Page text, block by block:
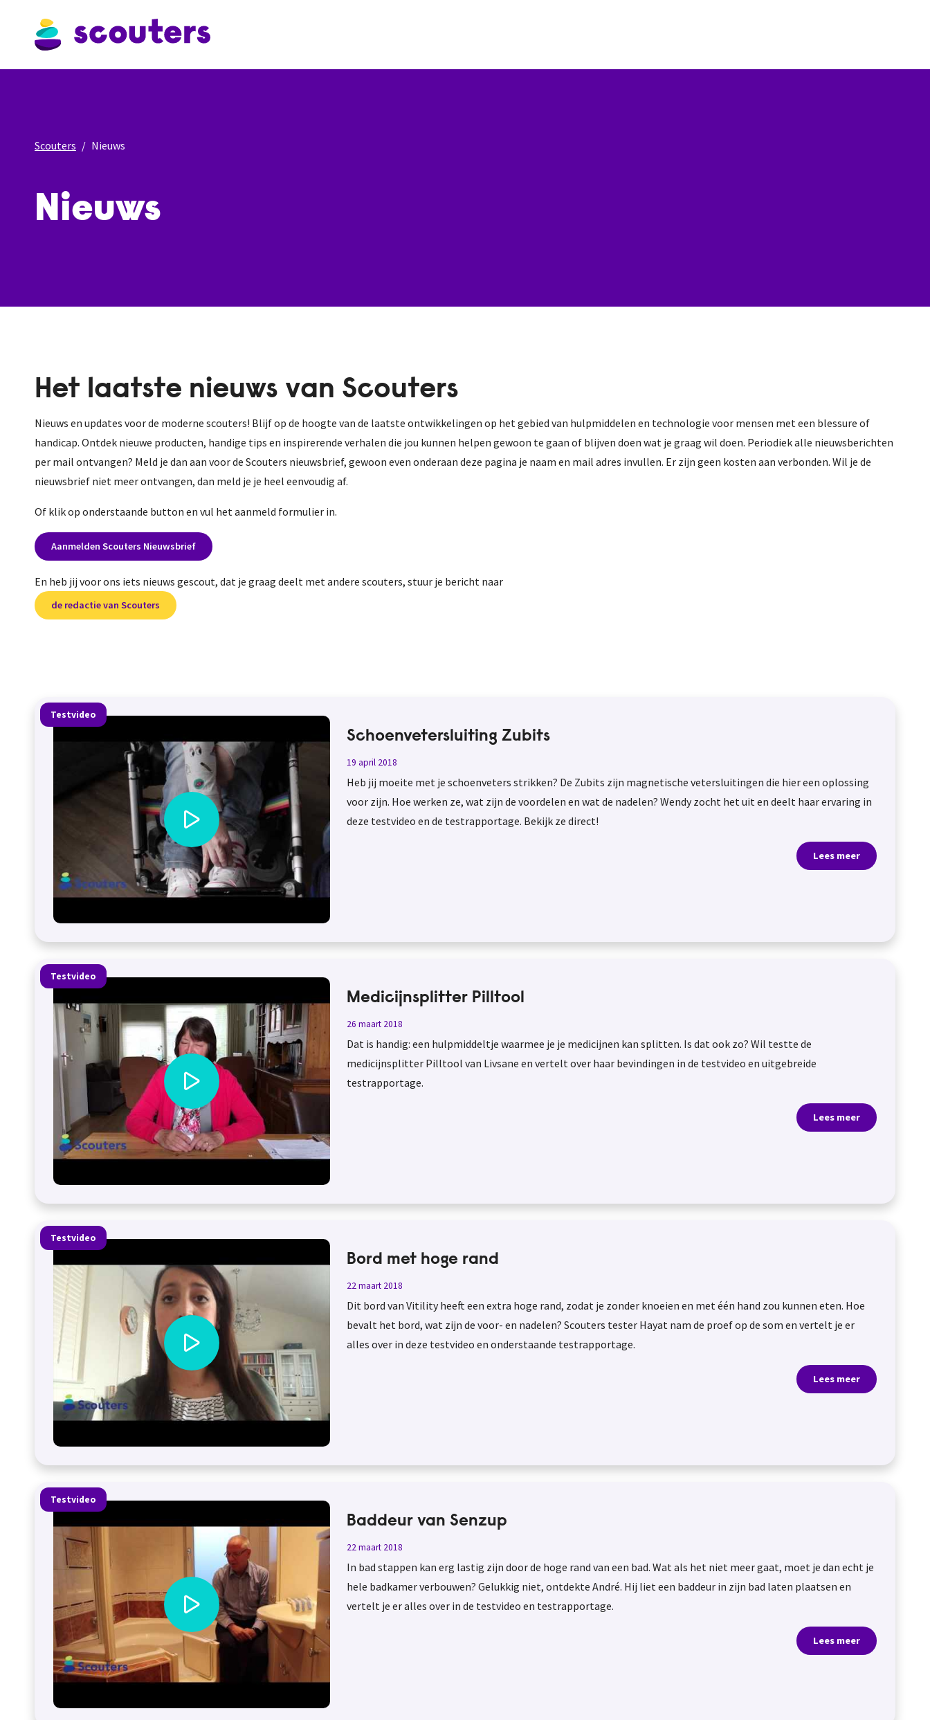
Scouters Nieuws
Nieuws
Het laatste nieuws van Scouters
Nieuws en updates voor de moderne scouters! Blijf op de hoogte van de laatste ontwikkelingen op het gebied van hulpmiddelen en technologie voor mensen met een blessure of
handicap. Ontdek nieuwe producten, handige tips en inspirerende verhalen die jou kunnen helpen gewoon te gaan of blijven doen wat je graag wil doen. Periodiek alle nieuwsberichten
per mail ontvangen? Meld je dan aan voor de Scouters nieuwsbrief, gewoon even onderaan deze pagina je naam en mail adres invullen. Er zijn geen kosten aan verbonden. Wil je de
nieuwsbrief niet meer ontvangen, dan meld je je heel eenvoudig af.
Of klik op onderstaande button en vul het aanmeld formulier in.
Aanmelden Scouters Nieuwsbrief
En heb jij voor ons iets nieuws gescout, dat je graag deelt met andere scouters, stuur je bericht naar
de redactie van Scouters
Testvideo
Schoenvetersluiting Zubits
19 april 2018
Heb jij moeite met je schoenveters strikken? De Zubits zijn magnetische vetersluitingen die hier een oplossing
voor zijn. Hoe werken ze, wat zijn de voordelen en wat de nadelen? Wendy zocht het uit en deelt haar ervaring in
deze testvideo en de testrapportage. Bekijk ze direct!
Lees meer
Testvideo
Medicijnsplitter Pilltool
26 maart 2018
Dat is handig: een hulpmiddeltje waarmee je je medicijnen kan splitten. Is dat ook zo? Wil testte de
medicijnsplitter Pilltool van Livsane en vertelt over haar bevindingen in de testvideo en uitgebreide
testrapportage.
Lees meer
Testvideo
Bord met hoge rand
22 maart 2018
Dit bord van Vitility heeft een extra hoge rand, zodat je zonder knoeien en met één hand zou kunnen eten. Hoe
bevalt het bord, wat zijn de voor- en nadelen? Scouters tester Hayat nam de proef op de som en vertelt je er
alles over in deze testvideo en onderstaande testrapportage.
Lees meer
Testvideo
Baddeur van Senzup
22 maart 2018
In bad stappen kan erg lastig zijn door de hoge rand van een bad. Wat als het niet meer gaat, moet je dan echt je
hele badkamer verbouwen? Gelukkig niet, ontdekte André. Hij liet een baddeur in zijn bad laten plaatsen en
vertelt je er alles over in de testvideo en testrapportage.
Lees meer